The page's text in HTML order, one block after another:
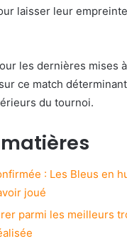
laisser leur
les dernières mises
ce match
du tournoi.
: Les Bleus en
joué
parmi les meilleurs